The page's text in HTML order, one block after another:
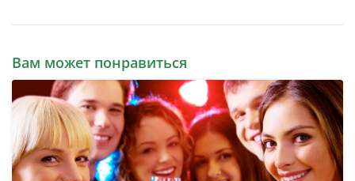
Вам может понравиться